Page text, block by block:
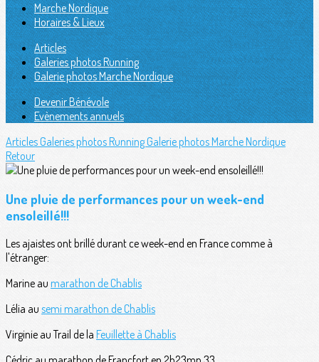
Marche Nordique
Horaires & Lieux
Articles
Galeries photos Running
Galerie photos Marche Nordique
Devenir Bénévole
Evènements annuels
ArticlesGaleries photos RunningGalerie photos Marche Nordique
Retour
Une pluie de performances pour un week-end
ensoleillé!!!
Les ajaistes ont brillé durant ce week-end en France comme à
l'étranger:
Marine au marathon de Chablis
Lélia au semi marathon de Chablis
Virginie au Trail de la Feuillette à Chablis